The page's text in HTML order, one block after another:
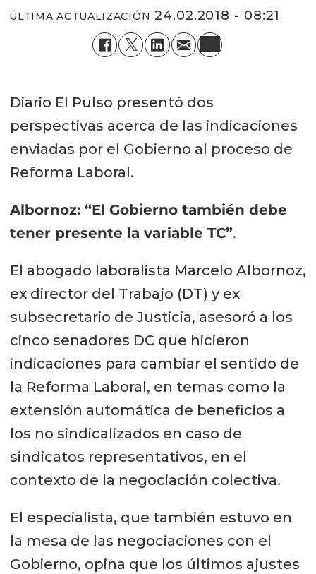
ÚLTIMA ACTUALIZACIÓN 24.02.2018 - 08:21
Diario El Pulso presentó dos
perspectivas acerca de las indicaciones
enviadas por el Gobierno al proceso de
Reforma Laboral.
Albornoz: “El Gobierno también debe
tener presente la variable TC”.
El abogado laboralista Marcelo Albornoz,
ex director del Trabajo (DT) y ex
subsecretario de Justicia, asesoró a los
cinco senadores DC que hicieron
indicaciones para cambiar el sentido de
la Reforma Laboral, en temas como la
extensión automática de beneficios a
los no sindicalizados en caso de
sindicatos representativos, en el
contexto de la negociación colectiva.
El especialista, que también estuvo en
la mesa de las negociaciones con el
Gobierno, opina que los últimos ajustes